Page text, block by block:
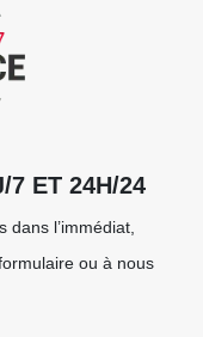
7 ET 24H/24
dans l’immédiat,
ou à nous